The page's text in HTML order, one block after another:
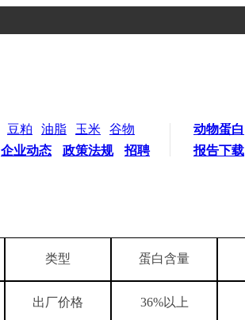
豆粕 油脂 玉米
谷物
企业动态 政策法规 招聘
动物蛋白
报告下载
类型 蛋白含量
出厂价格 36%以上